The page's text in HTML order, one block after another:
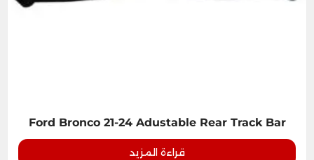
Ford Bronco 21-24 Adustable Rear Track Bar
قراءة المزيد